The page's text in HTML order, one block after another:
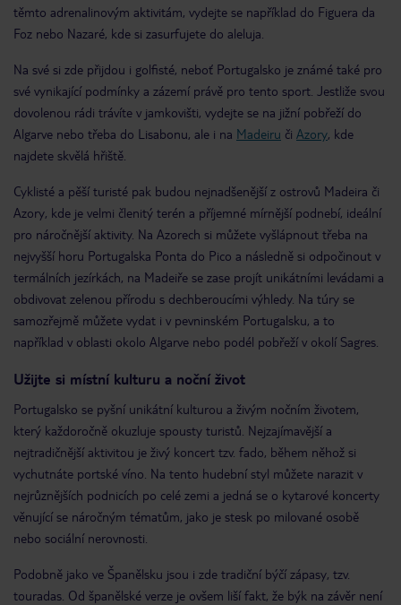
těmto adrenalinovým aktivitám, vydejte se například do Figuera da
Foz nebo Nazaré, kde si zasurfujete do aleluja.
Na své si zde přijdou i golfisté, neboť Portugalsko je známé také pro
své vynikající podmínky a zázemí právě pro tento sport. Jestliže svou
dovolenou rádi trávíte v jamkovišti, vydejte se na jižní pobřeží do
Algarve nebo třeba do Lisabonu, ale i na Madeiru či Azory, kde
najdete skvělá hřiště.
Cyklisté a pěší turisté pak budou nejnadšenější z ostrovů Madeira či
Azory, kde je velmi členitý terén a příjemné mírnější podnebí, ideální
pro náročnější aktivity. Na Azorech si můžete vyšlápnout třeba na
nejvyšší horu Portugalska Ponta do Pico a následně si odpočinout v
termálních jezírkách, na Madeiře se zase projít unikátními levádami a
obdivovat zelenou přírodu s dechberoucími výhledy. Na túry se
samozřejmě můžete vydat i v pevninském Portugalsku, a to
například v oblasti okolo Algarve nebo podél pobřeží v okolí Sagres.
Užijte si místní kulturu a noční život
Portugalsko se pyšní unikátní kulturou a živým nočním životem,
který každoročně okuzluje spousty turistů. Nejzajímavější a
nejtradičnější aktivitou je živý koncert tzv. fado, během něhož si
vychutnáte portské víno. Na tento hudební styl můžete narazit v
nejrůznějších podnicích po celé zemi a jedná se o kytarové koncerty
věnující se náročným tématům, jako je stesk po milované osobě
nebo sociální nerovnosti.
Podobně jako ve Španělsku jsou i zde tradiční býčí zápasy, tzv.
touradas. Od španělské verze je ovšem liší fakt, že býk na závěr není